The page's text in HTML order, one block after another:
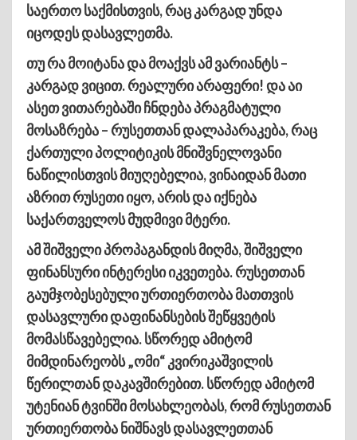
საერთო საქმისთვის, რაც კარგად უნდა
იცოდეს დასავლეთმა.
თუ რა მოიტანა და მოაქვს ამ ვარიანტს –
კარგად ვიცით. რეალური არაფერი! და აი
ასეთ ვითარებაში ჩნდება პრაგმატული
მოსაზრება – რუსეთთან დალაპარაკება, რაც
ქართული პოლიტიკის მნიშვნელოვანი
ნაწილისთვის მიუღებელია, ვინაიდან მათი
აზრით რუსეთი იყო, არის და იქნება
საქართველოს მუდმივი მტერი.
ამ შიშველი პროპაგანდის მიღმა, შიშველი
ფინანსური ინტერესი იკვეთება. რუსეთთან
გაუმჯობესებული ურთიერთობა მათთვის
დასავლური დაფინანსების შეწყვეტის
მომასწავებელია. სწორედ ამიტომ
მიმდინარეობს „ომი“ კვირიკაშვილის
წერილთან დაკავშირებით. სწორედ ამიტომ
უტენიან ტვინში მოსახლეობას, რომ რუსეთთან
ურთიერთობა ნიშნავს დასავლეთთან